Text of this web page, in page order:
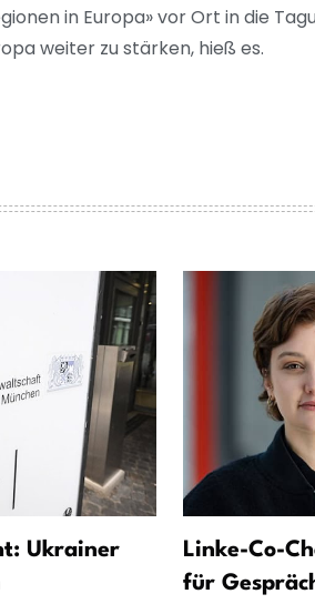
in Europa» vor Ort in die
weiter zu stärken, hieß es.
Ukrainer
Linke-Co-
für